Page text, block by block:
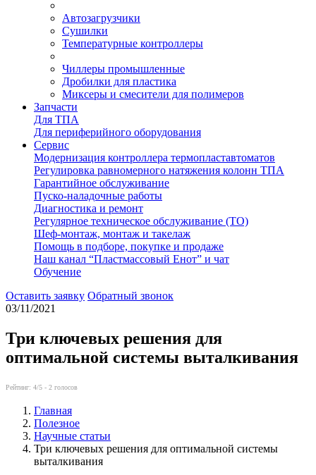
Автозагрузчики
Сушилки
Температурные контроллеры
Чиллеры промышленные
Дробилки для пластика
Миксеры и смесители для полимеров
Запчасти
Для ТПА
Для периферийного оборудования
Сервис
Модернизация контроллера термопластавтоматов
Регулировка равномерного натяжения колонн ТПА
Гарантийное обслуживание
Пуско-наладочные работы
Диагностика и ремонт
Регулярное техническое обслуживание (ТО)
Шеф-монтаж, монтаж и такелаж
Помощь в подборе, покупке и продаже
Наш канал “Пластмассовый Енот” и чат
Обучение
Оставить заявку Обратный звонок
03/11/2021
Три ключевых решения для
оптимальной системы выталкивания
Рейтинг: 4/5 - 2 голосов
Главная
Полезное
Научные статьи
Три ключевых решения для оптимальной системы
выталкивания